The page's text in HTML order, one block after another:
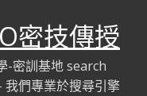
密技傳授
-密訓基地 search
們專業於搜尋引擎